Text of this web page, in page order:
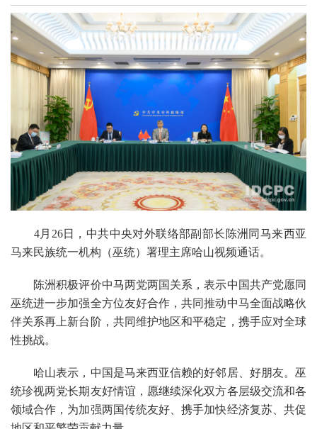
4月26日，中共中央对外联络部副部长陈洲同马来西亚
马来民族统一机构（巫统）署理主席哈山视频通话。
陈洲积极评价中马两党两国关系，表示中国共产党愿同
巫统进一步加强全方位友好合作，共同推动中马全面战略伙
伴关系再上新台阶，共同维护地区和平稳定，携手应对全球
性挑战。
哈山表示，中国是马来西亚信赖的好邻居、好朋友。巫
统珍视两党长期友好情谊，愿继续深化双方各层级交流和各
领域合作，为加强两国传统友好、携手加快经济复苏、共促